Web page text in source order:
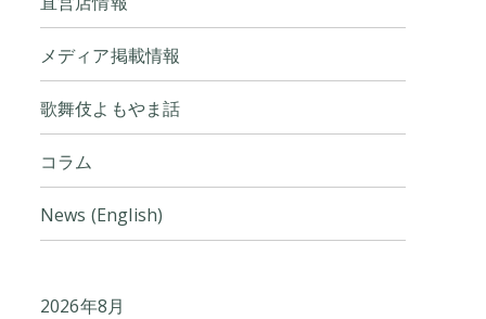
メディア掲載情報
歌舞伎よもやま話
コラム
News (English)
2026年8月